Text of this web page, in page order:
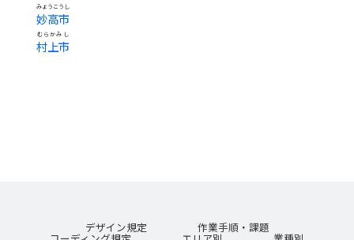
妙高市
みょうこうし
村上市
むらかみし
デザイン規定 作業手順・課題